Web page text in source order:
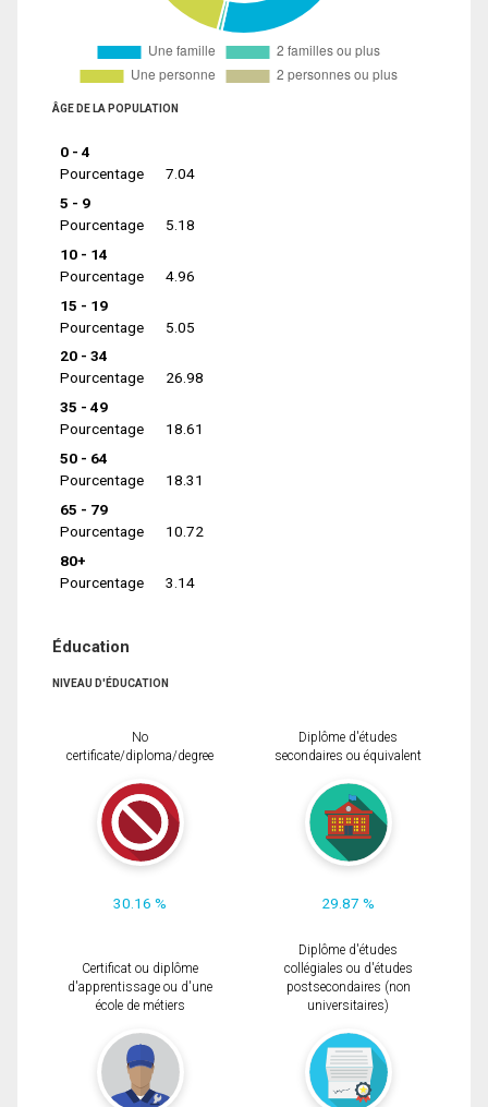
ÂGE DE LA POPULATION
0 - 4
Pourcentage
7.04
5 - 9
Pourcentage
5.18
10 - 14
Pourcentage
4.96
15 - 19
Pourcentage
5.05
20 - 34
Pourcentage
26.98
35 - 49
Pourcentage
18.61
50 - 64
Pourcentage
18.31
65 - 79
Pourcentage
10.72
80+
Pourcentage
3.14
Éducation
NIVEAU D'ÉDUCATION
No
certificate/diploma/degree
30.16 %
Diplôme d'études
secondaires ou équivalent
29.87 %
Certificat ou diplôme
d'apprentissage ou d'une
école de métiers
Diplôme d'études
collégiales ou d'études
postsecondaires (non
universitaires)